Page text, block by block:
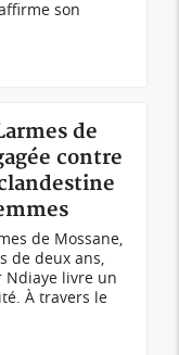
son
de
contre
de Mossane,
de deux ans,
Ndiaye livre un
À travers le